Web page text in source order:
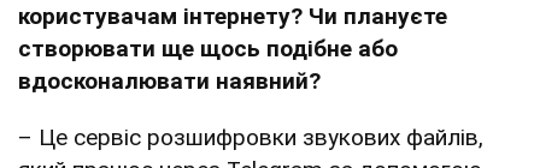
користувачам інтернету? Чи плануєте
створювати ще щось подібне або
вдосконалювати наявний?
– Це сервіс розшифровки звукових файлів,